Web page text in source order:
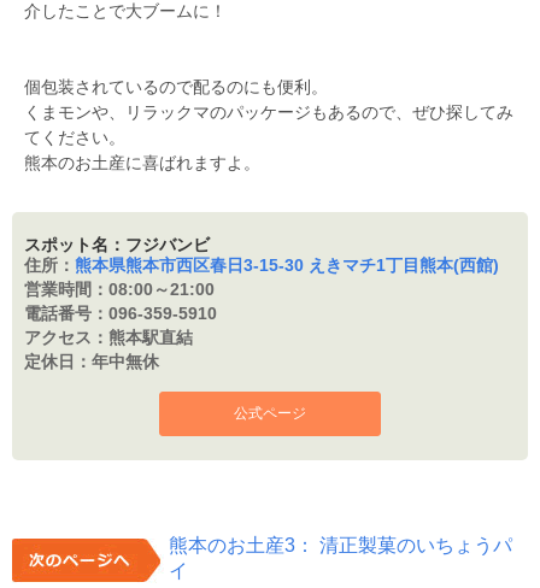
介したことで大ブームに！
個包装されているので配るのにも便利。
くまモンや、リラックマのパッケージもあるので、ぜひ探してみ
てください。
熊本のお土産に喜ばれますよ。
スポット名：フジバンビ
住所： 熊本県熊本市西区春日3-15-30 えきマチ1丁目熊本(西館)
営業時間： 08:00～21:00
電話番号： 096-359-5910
アクセス： 熊本駅直結
定休日： 年中無休
公式ページ
熊本のお土産3： 清正製菓のいちょうパ
イ